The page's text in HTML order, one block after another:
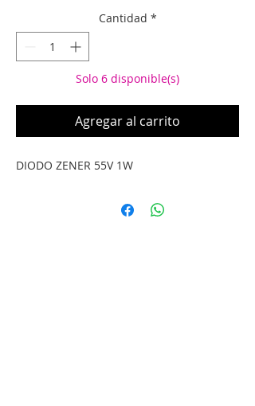
Cantidad *
Solo 6 disponible(s)
Agregar al carrito
DIODO ZENER 55V 1W